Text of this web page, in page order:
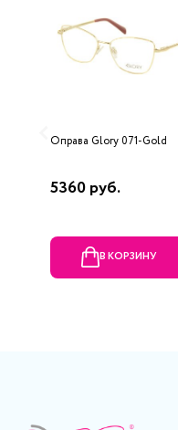
Оправа Glory 071-Gold
5360 руб.
В КОРЗИНУ